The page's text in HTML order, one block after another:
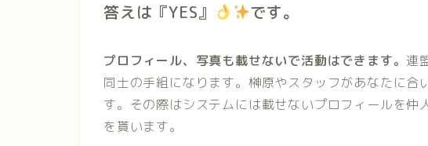
答えは『YES』 です。
プロフィール、写真も載せないで活動はできます。連
同士の手組になります。榊原やスタッフがあなたに合
す。その際はシステムには載せないプロフィールを仲
を貰います。